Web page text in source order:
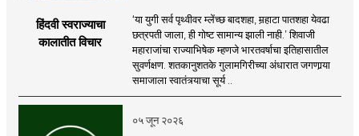
हिंदवी स्वराज्याचा
कालातीत विचार
‘या युगी सर्व पृथ्वीवर म्लेंच्छ बादशहा, मर्‍हाटा पातशहा येवढा
छत्रपती जाला, ही गोष्ट सामान्य झाली नाही.’ शिवाजी
महाराजांचा राज्याभिषेक म्हणजे भारतवर्षाचा इतिहासातील
सुवर्णक्षण. शतकानुशतके गुलामगिरीच्या अंधारात जगणार्‍या
समाजाला स्वातंत्र्याचा सूर्य ..
०५ जून २०२६